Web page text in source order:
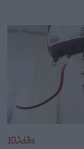
Ελλάδα